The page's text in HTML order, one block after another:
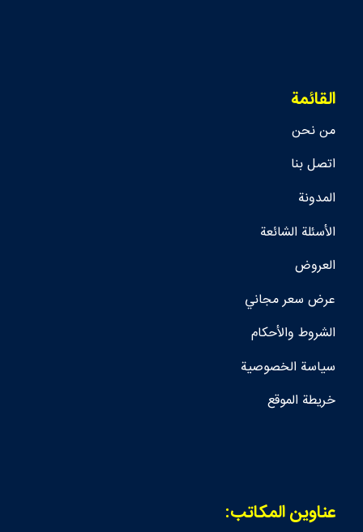
القائمة
من نحن
اتصل بنا
المدونة
الأسئلة الشائعة
العروض
عرض سعر مجاني
الشروط والأحكام
سياسة الخصوصية
خريطة الموقع
عناوين المكاتب: